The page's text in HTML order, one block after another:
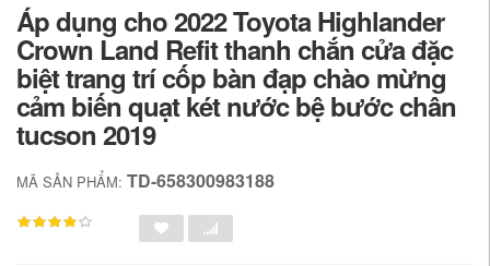
Áp dụng cho 2022 Toyota Highlander
Crown Land Refit thanh chắn cửa đặc
biệt trang trí cốp bàn đạp chào mừng
cảm biến quạt két nước bệ bước chân
tucson 2019
MÃ SẢN PHẨM: TD-658300983188